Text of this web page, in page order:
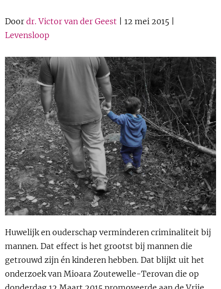
Over NSCR
Uitgelicht Show
Cursus Show
BLOG
Podcast
Door dr. Victor van der Geest | 12 mei 2015 |
Levensloop
Huwelijk en ouderschap verminderen criminaliteit bij
mannen. Dat effect is het grootst bij mannen die
getrouwd zijn én kinderen hebben. Dat blijkt uit het
onderzoek van Mioara Zoutewelle-Terovan die op